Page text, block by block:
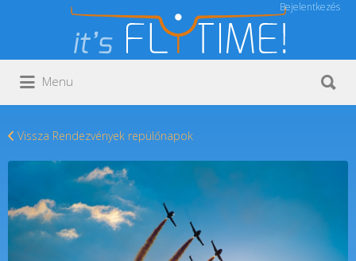
Bejelentkezés
Keresés:
Menu
Vissza Rendezvények repülőnapok